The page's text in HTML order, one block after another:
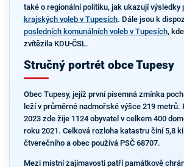
také o regionální politiku, jak ukazují výsledky
krajských voleb v Tupesích. Dále jsou k
posledních komunálních voleb v Tupesích,
zvítězila KDU-ČSL.
Stručný portrét obce Tupesy
Obec Tupesy, jejíž první písemná zmínka
leží v průměrné nadmořské výšce 219 metrů.
2023 zde žije 1124 obyvatel v celkem 400
roku 2021. Celková rozloha katastru činí 5,8
čtverečního a obec používá PSČ 68707.
Mezi místní zajímavosti patří památkově